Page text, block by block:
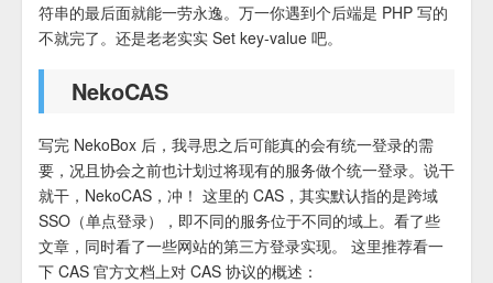
符串的最后面就能一劳永逸。万一你遇到个后端是 PHP 写的
不就完了。还是老老实实 Set key-value 吧。
NekoCAS
写完 NekoBox 后，我寻思之后可能真的会有统一登录的需
要，况且协会之前也计划过将现有的服务做个统一登录。说干
就干，NekoCAS，冲！ 这里的 CAS，其实默认指的是跨域
SSO（单点登录），即不同的服务位于不同的域上。看了些
文章，同时看了一些网站的第三方登录实现。 这里推荐看一
下 CAS 官方文档上对 CAS 协议的概述：